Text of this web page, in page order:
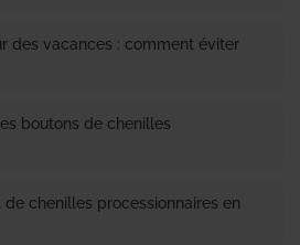
des vacances : comment éviter
boutons de chenilles
chenilles processionnaires en